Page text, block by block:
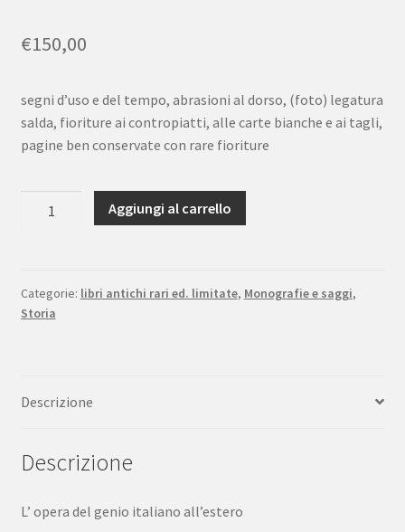
€150,00
segni d’uso e del tempo, abrasioni al dorso, (foto) legatura
salda, fioriture ai contropiatti, alle carte bianche e ai tagli,
pagine ben conservate con rare fioriture
nelle
campagne
Genio
Aggiungi al carrello
Categorie: libri antichi rari ed. limitate, Monografie e saggi,
Storia
Descrizione
Descrizione
L’ opera del genio italiano all’estero